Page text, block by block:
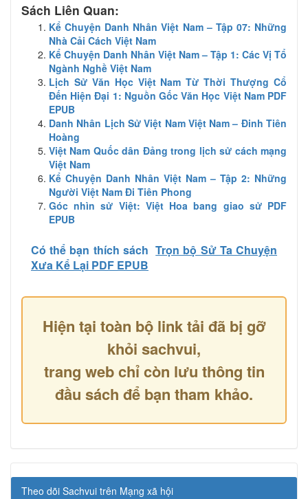
Sách Liên Quan:
Kể Chuyện Danh Nhân Việt Nam – Tập 07: Những
Nhà Cải Cách Việt Nam
Kể Chuyện Danh Nhân Việt Nam – Tập 1: Các Vị Tổ
Ngành Nghề Việt Nam
Lịch Sử Văn Học Việt Nam Từ Thời Thượng Cổ
Đến Hiện Đại 1: Nguồn Gốc Văn Học Việt Nam PDF
EPUB
Danh Nhân Lịch Sử Việt Nam Việt Nam – Đinh Tiên
Hoàng
Việt Nam Quốc dân Đảng trong lịch sử cách mạng
Việt Nam
Kể Chuyện Danh Nhân Việt Nam – Tập 2: Những
Người Việt Nam Đi Tiên Phong
Góc nhìn sử Việt: Việt Hoa bang giao sử PDF
EPUB
Có thể bạn thích sách Trọn bộ Sử Ta Chuyện
Xưa Kể Lại PDF EPUB
Hiện tại toàn bộ link tải đã bị gỡ
khỏi sachvui,
trang web chỉ còn lưu thông tin
đầu sách để bạn tham khảo.
Theo dõi Sachvui trên Mạng xã hội